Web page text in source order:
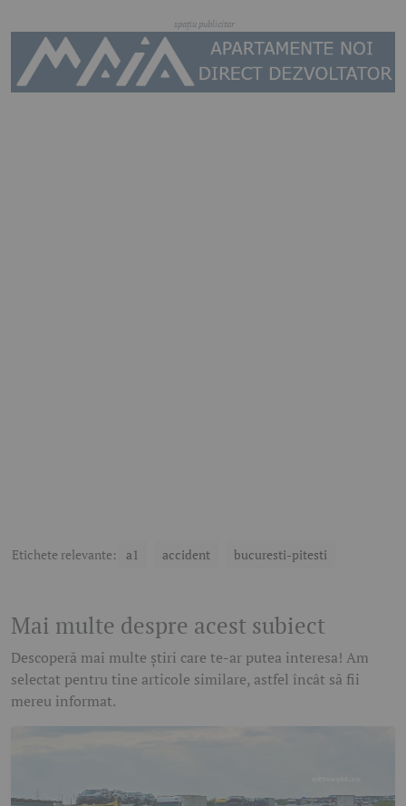
Etichete relevante: a1 accident bucuresti-pitesti
Mai multe despre acest subiect
Descoperă mai multe știri care te-ar putea interesa! Am
selectat pentru tine articole similare, astfel încât să fii
mereu informat.